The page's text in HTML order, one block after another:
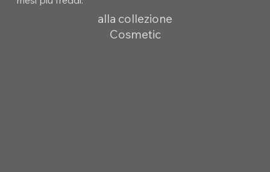
alla collezione
Cosmetic